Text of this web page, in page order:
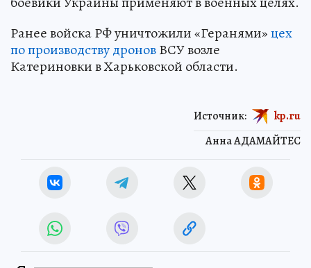
Ранее войска РФ уничтожили «Геранями»цех
по производству дроновВСУ возле
Катериновки в Харьковской области.
Анна АДАМАЙТЕС
Источник: kp.ru